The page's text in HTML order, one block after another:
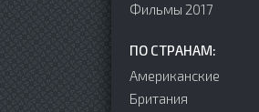
Фильмы 2017
ПО СТРАНАМ:
Американские
Британия